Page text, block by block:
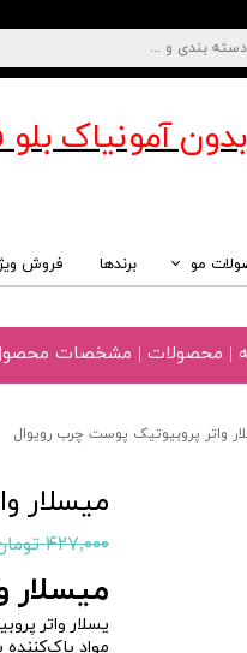
مو برندها فروش
آمونیاک
| محصولات | مشخصات
واتر پروبیوتیک پوست چرب رویوال
میسلار
۴۲۷,۰۰۰ تومان
میسلار
یسلار واتر